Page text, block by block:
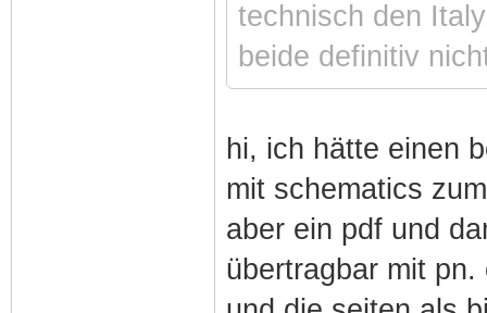
technisch den
beide definitiv
hi, ich hätte einen
mit schematics
aber ein pdf und
übertragbar mit